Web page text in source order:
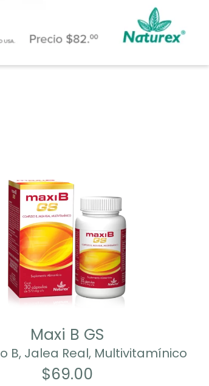
Maxi B GS
B, Jalea Real, Multivitamínico
$69.00